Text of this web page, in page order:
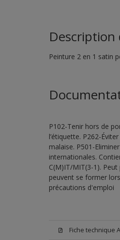
Peinture 2 en 1 satin
P102-Tenir hors de
l’étiquette. P262-
malaise. P501-
internationales.
C(M)IT/MIT(3-1).
peuvent se former
précautions d'emploi
Fiche technique